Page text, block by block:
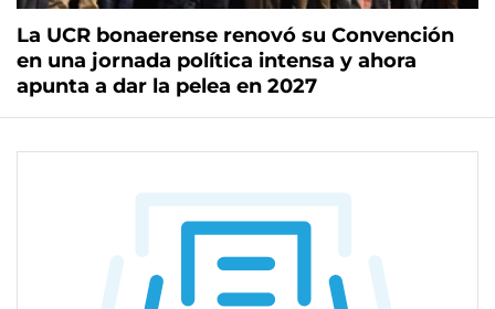
La UCR bonaerense renovó su Convención
en una jornada política intensa y ahora
apunta a dar la pelea en 2027